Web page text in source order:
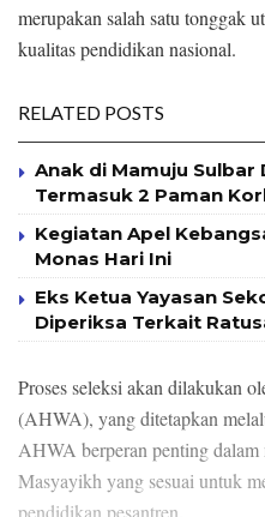
merupakan salah satu tonggak
kualitas pendidikan nasional.
RELATED POSTS
Anak di Mamuju Sulbar
Termasuk 2 Paman
Kegiatan Apel
Monas Hari Ini
Eks Ketua Yayasan
Diperiksa Terkait
Proses seleksi akan dilakukan
(AHWA), yang ditetapkan
AHWA berperan penting
Masyayikh yang sesuai untuk
pendidikan pesantren.